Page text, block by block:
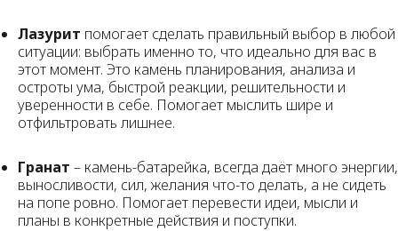
Лазурит помогает сделать правильный выбор в любой
ситуации: выбрать именно то, что идеально для вас в
этот момент. Это камень планирования, анализа и
остроты ума, быстрой реакции, решительности и
уверенности в себе. Помогает мыслить шире и
отфильтровать лишнее.
Гранат – камень-батарейка, всегда даёт много энергии,
выносливости, сил, желания что-то делать, а не сидеть
на попе ровно. Помогает перевести идеи, мысли и
планы в конкретные действия и поступки.